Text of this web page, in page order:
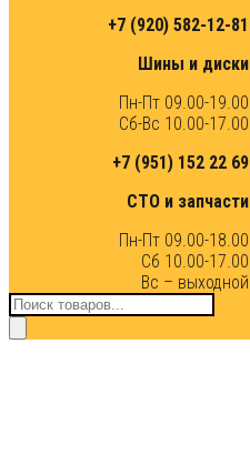
+7 (920) 582-12-81
Шины и диски
Пн-Пт 09.00-19.00
Сб-Вс 10.00-17.00
+7 (951) 152 22 69
СТО и запчасти
Пн-Пт 09.00-18.00
Сб 10.00-17.00
Вс – выходной
Поиск
товаров